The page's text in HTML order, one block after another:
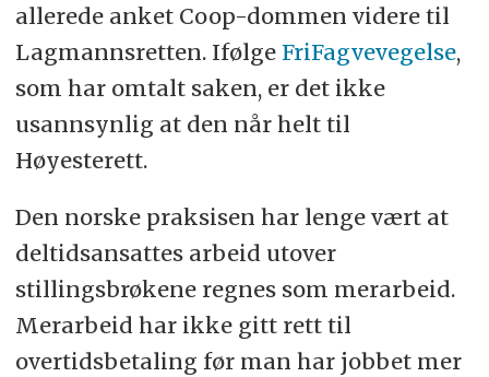
allerede anket Coop-dommen videre til
Lagmannsretten. Ifølge FriFagvevegelse,
som har omtalt saken, er det ikke
usannsynlig at den når helt til
Høyesterett.
Den norske praksisen har lenge vært at
deltidsansattes arbeid utover
stillingsbrøkene regnes som merarbeid.
Merarbeid har ikke gitt rett til
overtidsbetaling før man har jobbet mer